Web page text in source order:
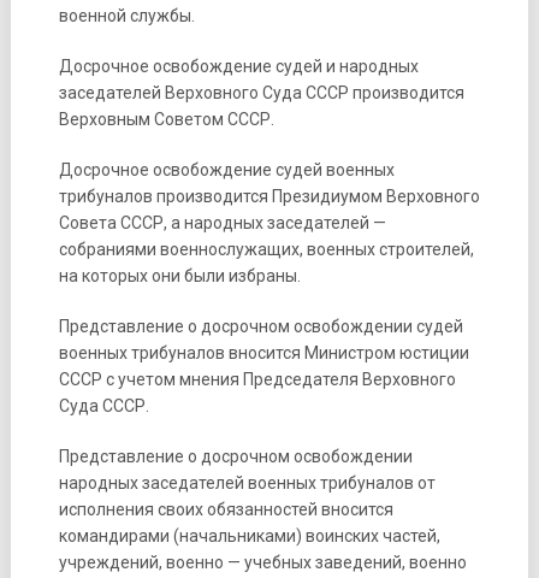
военной службы.
Досрочное освобождение судей и народных
заседателей Верховного Суда СССР производится
Верховным Советом СССР.
Досрочное освобождение судей военных
трибуналов производится Президиумом Верховного
Совета СССР, а народных заседателей —
собраниями военнослужащих, военных строителей,
на которых они были избраны.
Представление о досрочном освобождении судей
военных трибуналов вносится Министром юстиции
СССР с учетом мнения Председателя Верховного
Суда СССР.
Представление о досрочном освобождении
народных заседателей военных трибуналов от
исполнения своих обязанностей вносится
командирами (начальниками) воинских частей,
учреждений, военно — учебных заведений, военно